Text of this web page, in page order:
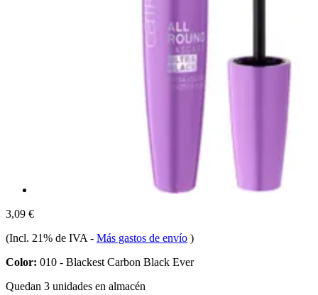
3,09 €
(Incl. 21% de IVA - Más gastos de envío )
Color: 010 - Blackest Carbon Black Ever
Quedan 3 unidades en almacén